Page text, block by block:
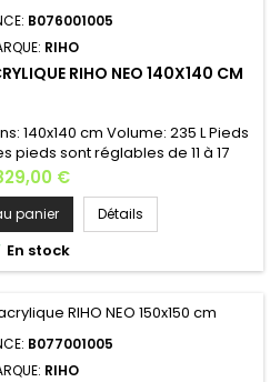
B076001005
RIHO
RIHO NEO 140X140 CM
140x140 cm Volume: 235 L Pieds
pieds sont réglables de 11 à 17
blanc Hauteur: 47,5 cm Options:
kit vidage, cascade, système
AH05 - couleur au choix (noir ou
aussi en 150x150 cm...
€
panier Détails
En stock
B077001005
RIHO